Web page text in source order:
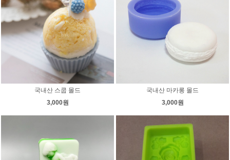
국내산 스쿱 몰드
3,000원
국내산 마카롱 몰드
3,000원